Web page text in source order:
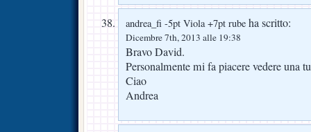
andrea_fi -5pt Viola +7pt rube ha scritto:
Dicembre 7th, 2013 alle 19:38
Bravo David.
Personalmente mi fa piacere vedere una
Ciao
Andrea